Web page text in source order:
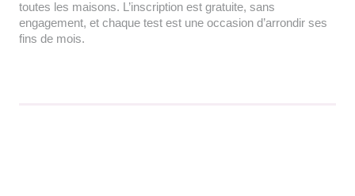
toutes les maisons. L’inscription est gratuite, sans
engagement, et chaque test est une occasion d’arrondir ses
fins de mois.